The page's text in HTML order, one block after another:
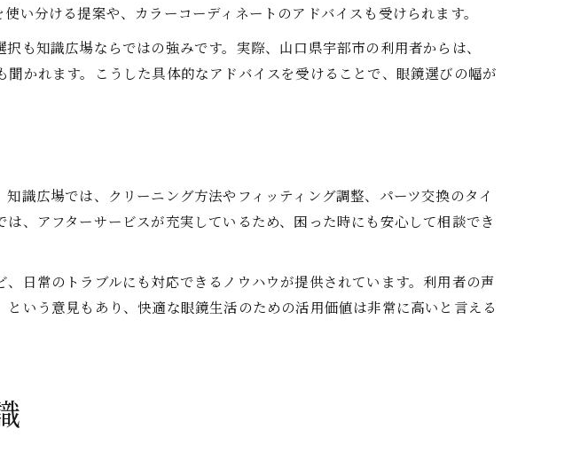
鏡選びの知識を伝授
するフレーム選び
い分ける提案や、カラーコーディネートのアドバイスも受けられます。
も知識広場ならではの強みです。実際、山口県宇部市の利用者からは、
かれます。こうした具体的なアドバイスを受けることで、眼鏡選びの幅が
識広場では、クリーニング方法やフィッティング調整、パーツ交換のタイ
、アフターサービスが充実しているため、困った時にも安心して相談でき
日常のトラブルにも対応できるノウハウが提供されています。利用者の声
いう意見もあり、快適な眼鏡生活のための活用価値は非常に高いと言える